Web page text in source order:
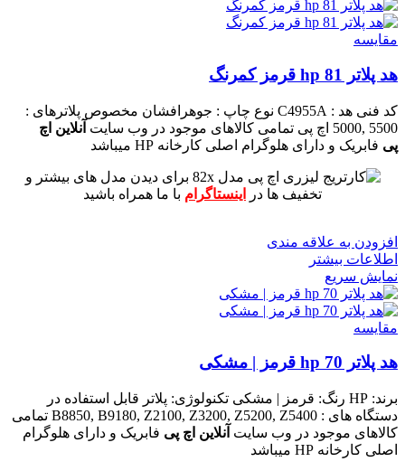
مقايسه
هد پلاتر 81 hp قرمز کمرنگ
کد فنی هد : C4955A نوع چاپ : جوهرافشان مخصوص پلاترهای :
5500 ,5000 اچ پی
تمامی کالاهای موجود در وب سایت آنلاین اچ
پی فابریک و دارای هلوگرام اصلی کارخانه HP میباشد
برای دیدن مدل های بیشتر و
تخفیف ها در
اینستاگرام با ما همراه باشید
افزودن به علاقه مندی
اطلاعات بیشتر
نمایش سریع
مقايسه
هد پلاتر 70 hp قرمز | مشکی
برند: HP رنگ: قرمز | مشکی تکنولوژی: پلاتر قابل استفاده در
دستگاه های : B8850, B9180, Z2100, Z3200, Z5200, Z5400
تمامی
کالاهای موجود در وب سایت آنلاین اچ پی فابریک و دارای هلوگرام
اصلی کارخانه HP میباشد